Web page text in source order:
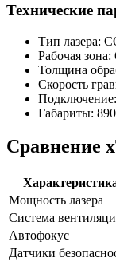
Технические
Тип лазера:
Рабочая
Толщина
Скорость
Габариты:
Сравнение
Мощность лазера
Система
Автофокус
Датчики